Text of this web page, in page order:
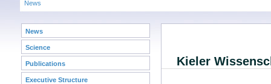
News
News
Science
Publications
Executive Structure
Kieler